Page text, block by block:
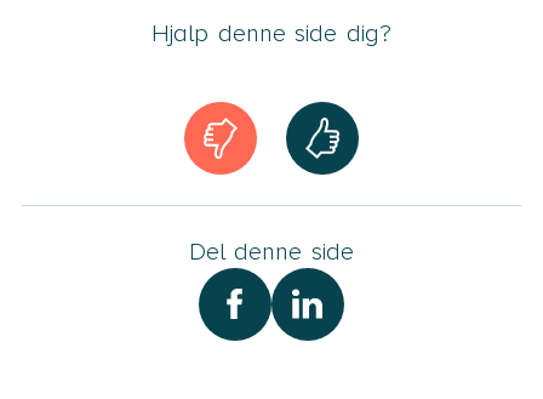
Hjalp denne side dig?
Del denne side